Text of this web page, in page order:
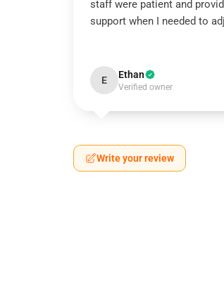
staff were patient and
support when I needed to
E Ethan
Verified owner
Write your review